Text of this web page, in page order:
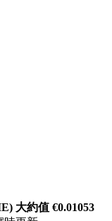
大約值 €0.01053